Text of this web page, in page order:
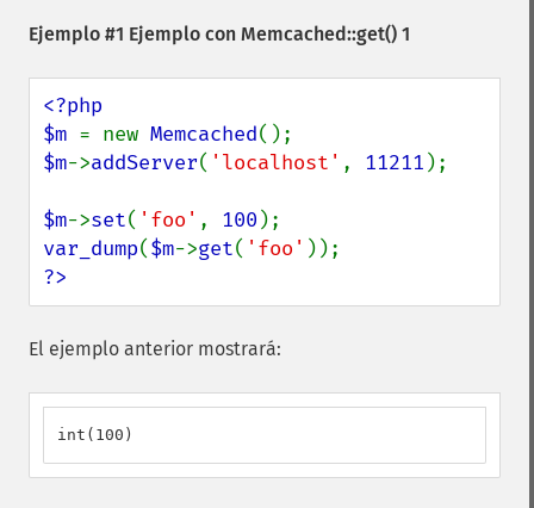
Ejemplo #1 Ejemplo con Memcached::get() 1
<?php
$m = new Memcached
$m->addServer( 'localhost' , 11211 );
$m->set( 'foo' , 100
var_dump($m->get( 'foo'
?>
El ejemplo anterior mostrará:
int(100)